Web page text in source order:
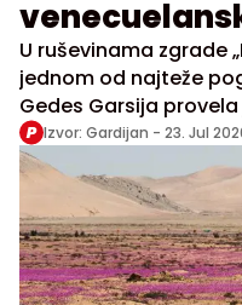
najteži
U ruševinama zgrade
jednom od najteže
Gedes Garsija
ono što nijedan
Izvor: Gardijan - 23. Jul